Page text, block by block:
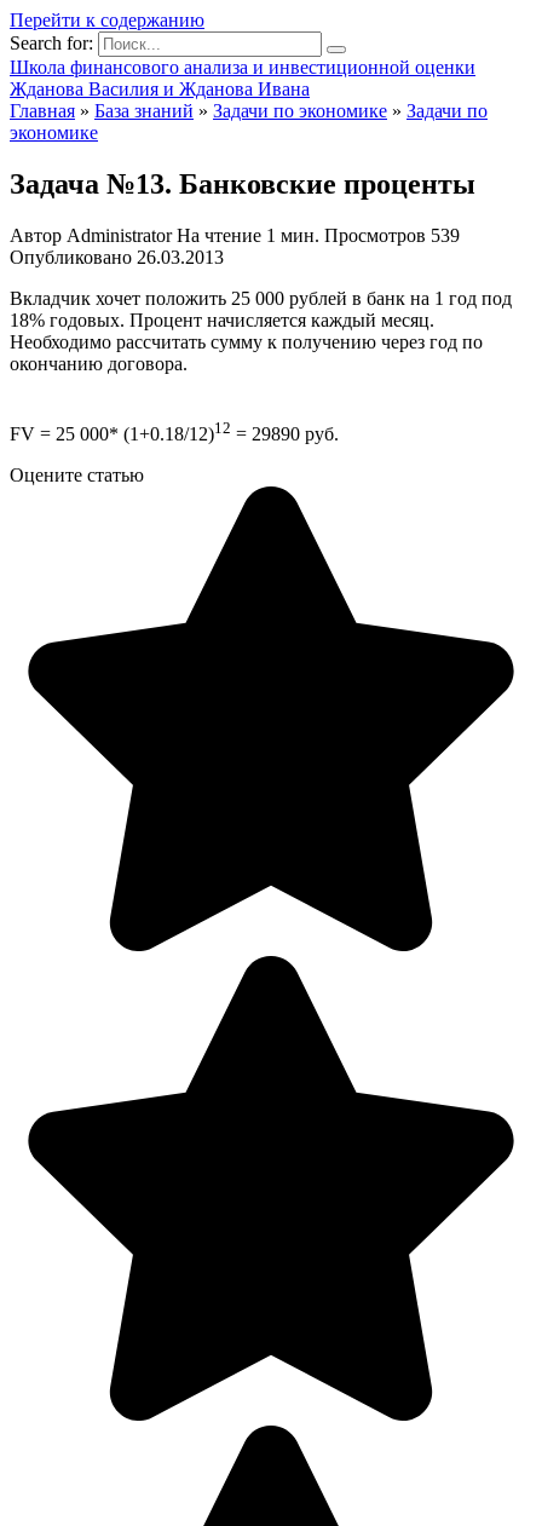
Перейти к содержанию
Search for:
Школа финансового анализа и инвестиционной оценки
Жданова Василия и Жданова Ивана
Главная » База знаний » Задачи по экономике » Задачи по
экономике
Задача №13. Банковские проценты
Автор Administrator На чтение 1 мин. Просмотров 539
Опубликовано 26.03.2013
Вкладчик хочет положить 25 000 рублей в банк на 1 год под
18% годовых. Процент начисляется каждый месяц.
Необходимо рассчитать сумму к получению через год по
окончанию договора.
FV = 25 000* (1+0.18/12)12 = 29890 руб.
Оцените статью